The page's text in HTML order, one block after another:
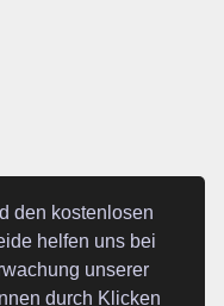
den kostenlosen
helfen uns bei
unserer
durch Klicken